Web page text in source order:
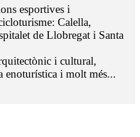
esportives i
Calella,
de Llobregat i Santa
i cultural,
enoturística i molt més...